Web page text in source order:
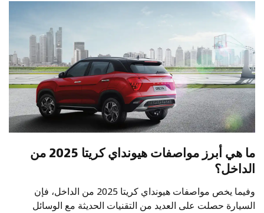
ما هي أبرز مواصفات هيونداي كريتا 2025 من
الداخل؟
وفيما يخص مواصفات هيونداي كريتا 2025 من الداخل، فإن
السيارة حصلت على العديد من التقنيات الحديثة مع الوسائل